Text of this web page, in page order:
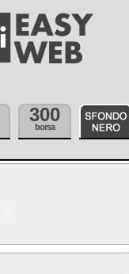
300
borsa